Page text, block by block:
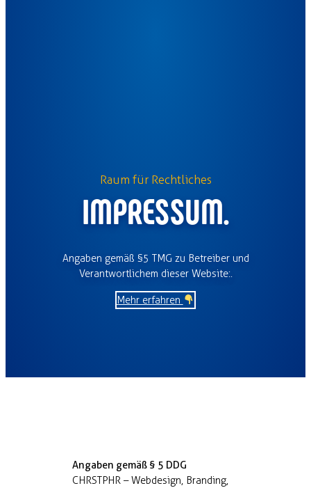
Raum für Rechtliches
IMPRESSUM.
Angaben gemäß §5 TMG zu Betreiber und
Verantwortlichem dieser Website:.
Mehr erfahren
Angaben gemäß § 5 DDG
CHRSTPHR – Webdesign, Branding,